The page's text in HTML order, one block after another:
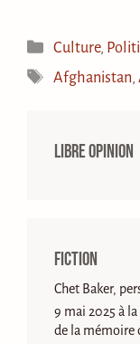
Catégories
Culture,
Étiquettes
Afghanistan,
Libre opinion
Fiction
Chet Baker,
9 mai 2025 à
de la mémoire